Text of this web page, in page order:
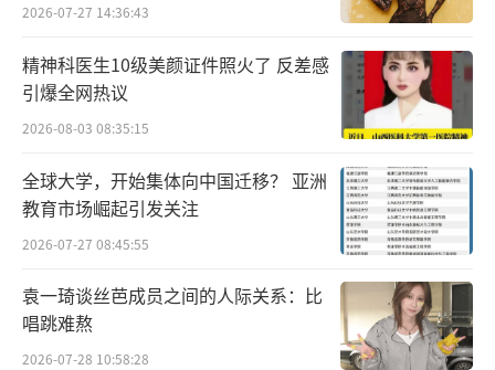
网剧《唐人街探案2》上线6天，林默篇
《天使的旋律》、《恶魔的呼吸》迎来完结，
疑案真相大白。案件的精彩、故事的内核为网
友津津乐道，而其延续过往“唐探”风格的同
时，在升级内容向的表达方面也受到网友认
可。第一案《天使的旋律》中，一个被遗忘了
的地方天使疗养院中持续发生人口失踪
案，“唐探宇宙”的老朋友们悉数回归，林默
应下唐仁（王宝强饰）之前的赌约，假扮精神
病人前往天使疗养院调查、取证，陷入危机，
2026-07-27 14:36:43
精神科医生10级美颜证件照火了 反差感
引爆全网热议
2026-08-03 08:35:15
全球大学，开始集体向中国迁移？ 亚洲
教育市场崛起引发关注
2026-07-27 08:45:55
袁一琦谈丝芭成员之间的人际关系：比
唱跳难熬
2026-07-28 10:58:28